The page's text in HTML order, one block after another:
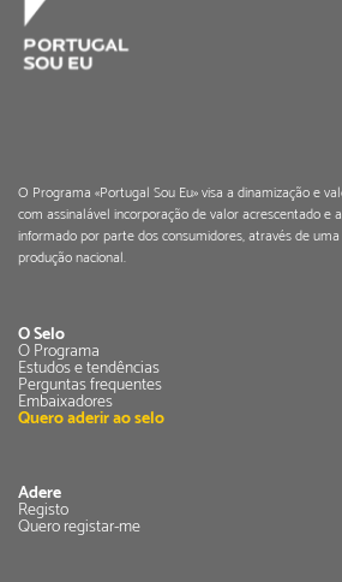
O Programa «Portugal Sou Eu» visa a dinamização e
com assinalável incorporação de valor acrescentado e
informado por parte dos consumidores, através de
produção nacional.
O Selo
O Programa
Estudos e tendências
Perguntas frequentes
Embaixadores
Quero aderir ao selo
Adere
Registo
Quero registar-me